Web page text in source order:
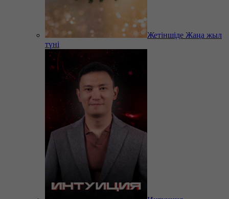
Жетіншіде Жаңа жыл
түні